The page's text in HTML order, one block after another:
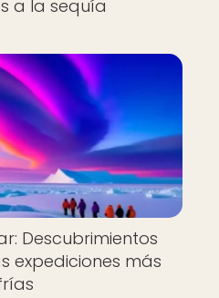
a la sequía
Descubrimientos
expediciones más